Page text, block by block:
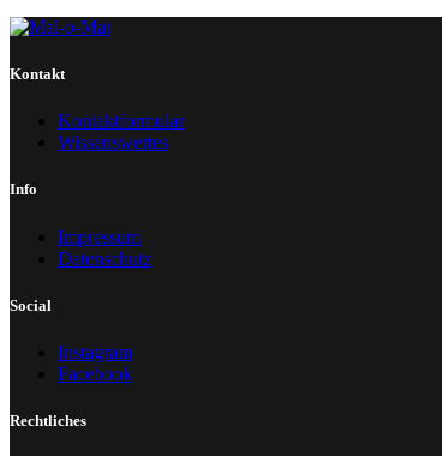
Kontakt
Kontaktformular
Wissenswertes
Info
Impressum
Datenschutz
Social
Instagram
Facebook
Rechtliches